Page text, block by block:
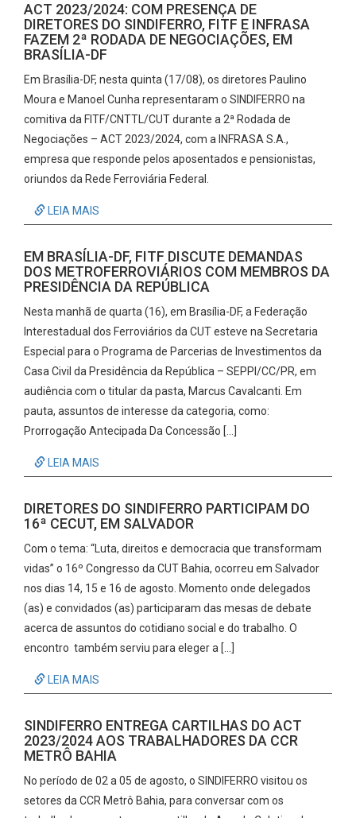
ACT 2023/2024: COM PRESENÇA DE
DIRETORES DO SINDIFERRO, FITF E INFRASA
FAZEM 2ª RODADA DE NEGOCIAÇÕES, EM
BRASÍLIA-DF
Em Brasília-DF, nesta quinta (17/08), os diretores Paulino
Moura e Manoel Cunha representaram o SINDIFERRO na
comitiva da FITF/CNTTL/CUT durante a 2ª Rodada de
Negociações – ACT 2023/2024, com a INFRASA S.A.,
empresa que responde pelos aposentados e pensionistas,
oriundos da Rede Ferroviária Federal.
LEIA MAIS
EM BRASÍLIA-DF, FITF DISCUTE DEMANDAS
DOS METROFERROVIÁRIOS COM MEMBROS DA
PRESIDÊNCIA DA REPÚBLICA
Nesta manhã de quarta (16), em Brasília-DF, a Federação
Interestadual dos Ferroviários da CUT esteve na Secretaria
Especial para o Programa de Parcerias de Investimentos da
Casa Civil da Presidência da República – SEPPI/CC/PR, em
audiência com o titular da pasta, Marcus Cavalcanti. Em
pauta, assuntos de interesse da categoria, como:
Prorrogação Antecipada Da Concessão […]
LEIA MAIS
DIRETORES DO SINDIFERRO PARTICIPAM DO
16ª CECUT, EM SALVADOR
Com o tema: “Luta, direitos e democracia que transformam
vidas” o 16º Congresso da CUT Bahia, ocorreu em Salvador
nos dias 14, 15 e 16 de agosto. Momento onde delegados
(as) e convidados (as) participaram das mesas de debate
acerca de assuntos do cotidiano social e do trabalho. O
encontro também serviu para eleger a […]
LEIA MAIS
SINDIFERRO ENTREGA CARTILHAS DO ACT
2023/2024 AOS TRABALHADORES DA CCR
METRÔ BAHIA
No período de 02 a 05 de agosto, o SINDIFERRO visitou os
setores da CCR Metrô Bahia, para conversar com os